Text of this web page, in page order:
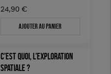
24,90 €
Ajouter au panier
C’EST QUOI, L’EXPLORATION
SPATIALE ?